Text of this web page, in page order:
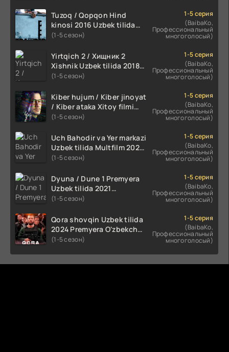
Tuzoq / Qopqon Hind
kinosi 2016 Uzbek tilida
tarjima film HD
(1-5 сезон)
1-5 серия
(BaibaKo,
Профессиональный
многоголосый)
Yirtqich 2 / Хищник 2
Xishnik Uzbek tilida 2018-
2024 O'zbekcha tarjima
(1-5 сезон)
1-5 серия
(BaibaKo,
Профессиональный
многоголосый)
Kiber hujum / Kiber jinoyat
/ Kiber ataka Xitoy filmi
Uzbek tilida O'zbekcha
HD skachat
(1-5 сезон)
1-5 серия
(BaibaKo,
Профессиональный
многоголосый)
Uch Bahodir va Yer markazi
Uzbek tilida Multfilm 2025
tarjima HD skachat
(1-5 сезон)
1-5 серия
(BaibaKo,
Профессиональный
многоголосый)
Dyuna / Dune 1 Premyera
Uzbek tilida 2021
O'zbekcha tarjima kino HD
(1-5 сезон)
1-5 серия
(BaibaKo,
Профессиональный
многоголосый)
Qora shovqin Uzbek tilida
2024 Premyera O'zbekcha
tarjima kino HD skachat
(1-5 сезон)
1-5 серия
(BaibaKo,
Профессиональный
многоголосый)